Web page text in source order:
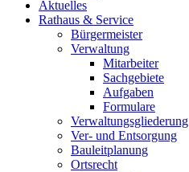
Aktuelles
Rathaus & Service
Bürgermeister
Verwaltung
Mitarbeiter
Sachgebiete
Aufgaben
Formulare
Verwaltungsgliederung
Ver- und Entsorgung
Bauleitplanung
Ortsrecht